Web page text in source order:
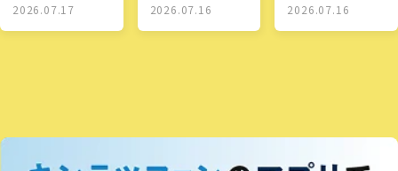
2026.07.17
2026.07.16
2026.07.16